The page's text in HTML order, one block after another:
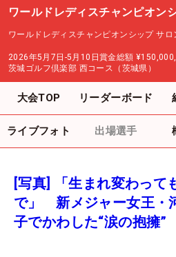
ワールドレディスチャンピオン
ワールドレディスチャンピオンシップ サロ
2026年5月7日-5月10日賞金総額
茨城ゴルフ倶楽部 西コース（茨城県）
大会TOP リーダーボード
ライブフォト 出場選手
[写真] 「生まれ変わって
で」 新メジャー女王・
子でかわした“涙の抱擁”